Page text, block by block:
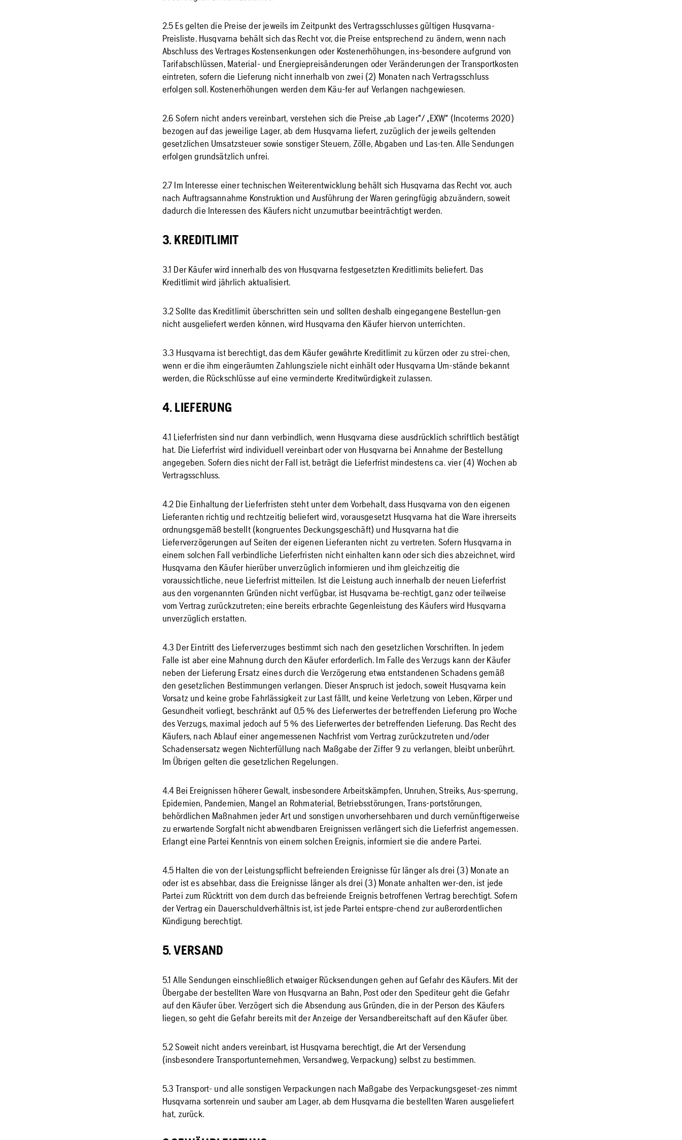
2.5 Es gelten die Preise der jeweils im Zeitpunkt des Vertragsschlusses gültigen Husqvarna-
Preisliste. Husqvarna behält sich das Recht vor, die Preise entsprechend zu ändern, wenn nach
Abschluss des Vertrages Kostensenkungen oder Kostenerhöhungen, ins-besondere aufgrund von
Tarifabschlüssen, Material- und Energiepreisänderungen oder Veränderungen der Transportkosten
eintreten, sofern die Lieferung nicht innerhalb von zwei (2) Monaten nach Vertragsschluss
erfolgen soll. Kostenerhöhungen werden dem Käu-fer auf Verlangen nachgewiesen.
2.6 Sofern nicht anders vereinbart, verstehen sich die Preise „ab Lager"/ „EXW" (Incoterms 2020)
bezogen auf das jeweilige Lager, ab dem Husqvarna liefert, zuzüglich der jeweils geltenden
gesetzlichen Umsatzsteuer sowie sonstiger Steuern, Zölle, Abgaben und Las-ten. Alle Sendungen
erfolgen grundsätzlich unfrei.
2.7 Im Interesse einer technischen Weiterentwicklung behält sich Husqvarna das Recht vor, auch
nach Auftragsannahme Konstruktion und Ausführung der Waren geringfügig abzuändern, soweit
dadurch die Interessen des Käufers nicht unzumutbar beeinträchtigt werden.
3. KREDITLIMIT
3.1 Der Käufer wird innerhalb des von Husqvarna festgesetzten Kreditlimits beliefert. Das
Kreditlimit wird jährlich aktualisiert.
3.2 Sollte das Kreditlimit überschritten sein und sollten deshalb eingegangene Bestellun-gen
nicht ausgeliefert werden können, wird Husqvarna den Käufer hiervon unterrichten.
3.3 Husqvarna ist berechtigt, das dem Käufer gewährte Kreditlimit zu kürzen oder zu strei-chen,
wenn er die ihm eingeräumten Zahlungsziele nicht einhält oder Husqvarna Um-stände bekannt
werden, die Rückschlüsse auf eine verminderte Kreditwürdigkeit zulassen.
4. LIEFERUNG
4.1 Lieferfristen sind nur dann verbindlich, wenn Husqvarna diese ausdrücklich schriftlich bestätigt
hat. Die Lieferfrist wird individuell vereinbart oder von Husqvarna bei Annahme der Bestellung
angegeben. Sofern dies nicht der Fall ist, beträgt die Lieferfrist mindestens ca. vier (4) Wochen ab
Vertragsschluss.
4.2 Die Einhaltung der Lieferfristen steht unter dem Vorbehalt, dass Husqvarna von den eigenen
Lieferanten richtig und rechtzeitig beliefert wird, vorausgesetzt Husqvarna hat die Ware ihrerseits
ordnungsgemäß bestellt (kongruentes Deckungsgeschäft) und Husqvarna hat die
Lieferverzögerungen auf Seiten der eigenen Lieferanten nicht zu vertreten. Sofern Husqvarna in
einem solchen Fall verbindliche Lieferfristen nicht einhalten kann oder sich dies abzeichnet, wird
Husqvarna den Käufer hierüber unverzüglich informieren und ihm gleichzeitig die
voraussichtliche, neue Lieferfrist mitteilen. Ist die Leistung auch innerhalb der neuen Lieferfrist
aus den vorgenannten Gründen nicht verfügbar, ist Husqvarna be-rechtigt, ganz oder teilweise
vom Vertrag zurückzutreten; eine bereits erbrachte Gegenleistung des Käufers wird Husqvarna
unverzüglich erstatten.
4.3 Der Eintritt des Lieferverzuges bestimmt sich nach den gesetzlichen Vorschriften. In jedem
Falle ist aber eine Mahnung durch den Käufer erforderlich. Im Falle des Verzugs kann der Käufer
neben der Lieferung Ersatz eines durch die Verzögerung etwa entstandenen Schadens gemäß
den gesetzlichen Bestimmungen verlangen. Dieser Anspruch ist jedoch, soweit Husqvarna kein
Vorsatz und keine grobe Fahrlässigkeit zur Last fällt, und keine Verletzung von Leben, Körper und
Gesundheit vorliegt, beschränkt auf 0,5 % des Lieferwertes der betreffenden Lieferung pro Woche
des Verzugs, maximal jedoch auf 5 % des Lieferwertes der betreffenden Lieferung. Das Recht des
Käufers, nach Ablauf einer angemessenen Nachfrist vom Vertrag zurückzutreten und/oder
Schadensersatz wegen Nichterfüllung nach Maßgabe der Ziffer 9 zu verlangen, bleibt unberührt.
Im Übrigen gelten die gesetzlichen Regelungen.
4.4 Bei Ereignissen höherer Gewalt, insbesondere Arbeitskämpfen, Unruhen, Streiks, Aus-sperrung,
Epidemien, Pandemien, Mangel an Rohmaterial, Betriebsstörungen, Trans-portstörungen,
behördlichen Maßnahmen jeder Art und sonstigen unvorhersehbaren und durch vernünftigerweise
zu erwartende Sorgfalt nicht abwendbaren Ereignissen verlängert sich die Lieferfrist angemessen.
Erlangt eine Partei Kenntnis von einem solchen Ereignis, informiert sie die andere Partei.
4.5 Halten die von der Leistungspflicht befreienden Ereignisse für länger als drei (3) Monate an
oder ist es absehbar, dass die Ereignisse länger als drei (3) Monate anhalten wer-den, ist jede
Partei zum Rücktritt von dem durch das befreiende Ereignis betroffenen Vertrag berechtigt. Sofern
der Vertrag ein Dauerschuldverhältnis ist, ist jede Partei entspre-chend zur außerordentlichen
Kündigung berechtigt.
5. VERSAND
5.1 Alle Sendungen einschließlich etwaiger Rücksendungen gehen auf Gefahr des Käufers. Mit der
Übergabe der bestellten Ware von Husqvarna an Bahn, Post oder den Spediteur geht die Gefahr
auf den Käufer über. Verzögert sich die Absendung aus Gründen, die in der Person des Käufers
liegen, so geht die Gefahr bereits mit der Anzeige der Versandbereitschaft auf den Käufer über.
5.2 Soweit nicht anders vereinbart, ist Husqvarna berechtigt, die Art der Versendung
(insbesondere Transportunternehmen, Versandweg, Verpackung) selbst zu bestimmen.
5.3 Transport- und alle sonstigen Verpackungen nach Maßgabe des Verpackungsgeset-zes nimmt
Husqvarna sortenrein und sauber am Lager, ab dem Husqvarna die bestellten Waren ausgeliefert
hat, zurück.